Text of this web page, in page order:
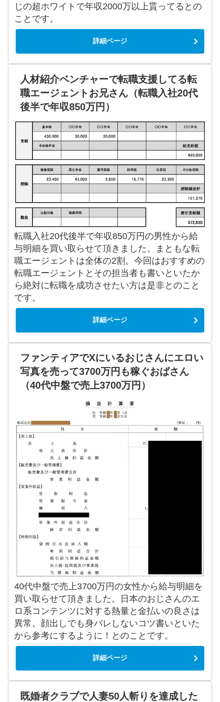
じの超ホワイトで年収2000万以上貰ってるとの
ことです。
詳細ページ
人材紹介ベンチャーで転職支援してる転
職エージェントお兄さん（転職入社20代
後半で年収850万円）
転職入社20代後半で年収850万円の男性から給
与明細を買い取らせて頂きました。まともな転
職エージェントは全体の2割。今回はおすすめの
転職エージェントとその担当者も書いといたか
ら絶対に転職を成功させたい方は是非とのこと
です。
詳細ページ
ファンティアでXにいるおじさんにエロい
写真を売って3700万円も稼ぐおばさん
（40代中盤で売上3700万円）
40代中盤で売上3700万円の女性から給与明細を
買い取らせて頂きました。日本のおじさんのエ
ロ系コンテンツに対する熱量と金払いの良さは
異常。顔出しでも身バレしないコツ書いといた
から参考にするように！とのことです。
詳細ページ
既婚者クラブで人妻50人斬りを達成した